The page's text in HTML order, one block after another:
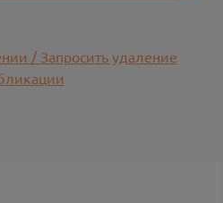
/ Запросить удаление